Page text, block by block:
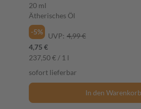
20 ml
Ätherisches Öl
-5%
UVP: 4,99 €
4,75 €
237,50 € / 1 l
sofort lieferbar
In den Warenkorb